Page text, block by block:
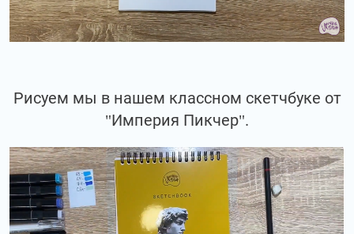
Рисуем мы в нашем классном скетчбуке от
"Империя Пикчер".